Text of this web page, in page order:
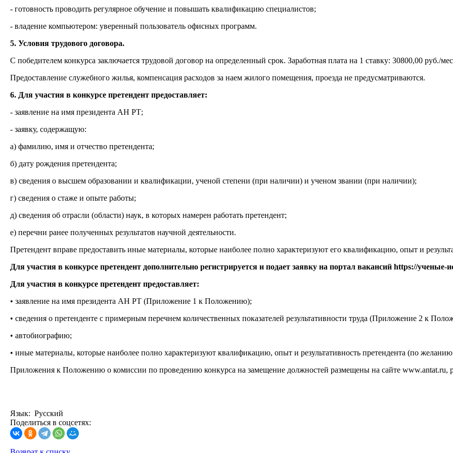
- готовность проводить регулярное обучение и повышать квалификацию специалистов;
- владение компьютером: уверенный пользователь офисных программ.
5. Условия трудового договора.
С победителем конкурса заключается трудовой договор на определенный срок. Заработная плата на 1 ставку: 30800,00 руб./
Предоставление служебного жилья, компенсация расходов за наем жилого помещения, проезда не предусматриваются.
6. Для участия в конкурсе претендент предоставляет:
- заявление на имя президента АН РТ;
- заявку, содержащую:
а) фамилию, имя и отчество претендента;
б) дату рождения претендента;
в) сведения о высшем образовании и квалификации, ученой степени (при наличии) и ученом звании (при наличии);
г) сведения о стаже и опыте работы;
д) сведения об отрасли (области) наук, в которых намерен работать претендент;
е) перечни ранее полученных результатов научной деятельности.
Претендент вправе предоставить иные материалы, которые наиболее полно характеризуют его квалификацию, опыт и
Для участия в конкурсе претендент дополнительно регистрируется и подает заявку на портал вакансий https://ученые-
Для участия в конкурсе претендент предоставляет:
• заявление на имя президента АН РТ (Приложение 1 к Положению);
• сведения о претенденте с примерным перечнем количественных показателей результативности труда (Приложение 2 к
• автобиографию;
• иные материалы, которые наиболее полно характеризуют квалификацию, опыт и результативность претендента (по
Приложения к Положению о комиссии по проведению конкурса на замещение должностей размещены на сайте www.antat.ru,
Язык: Русский
Поделиться в соцсетях: